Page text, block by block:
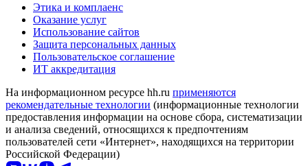
Этика и комплаенс
Оказание услуг
Использование сайтов
Защита персональных данных
Пользовательское соглашение
ИТ аккредитация
На информационном ресурсе hh.ru применяются
рекомендательные технологии (информационные технологии
предоставления информации на основе сбора, систематизации
и анализа сведений, относящихся к предпочтениям
пользователей сети «Интернет», находящихся на территории
Российской Федерации)